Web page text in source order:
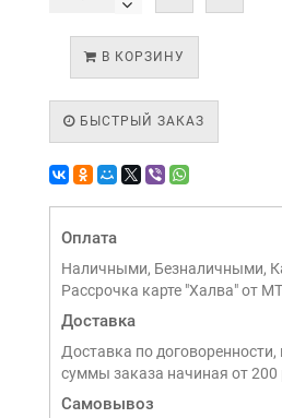
В КОРЗИНУ
БЫСТРЫЙ ЗАКАЗ
Оплата
Наличными, Безналичными,
Рассрочка карте "Халва" от
Доставка
Доставка по договоренности,
суммы заказа начиная от 200
Самовывоз